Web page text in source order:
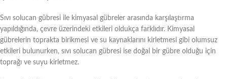
Sıvı solucan gübresi ile kimyasal gübreler arasında karşılaştırma
yapıldığında, çevre üzerindeki etkileri oldukça farklıdır. Kimyasal
gübrelerin toprakta birikmesi ve su kaynaklarını kirletmesi gibi olumsuz
etkileri bulunurken, sıvı solucan gübresi ise doğal bir gübre olduğu için
toprağı ve suyu kirletmez.